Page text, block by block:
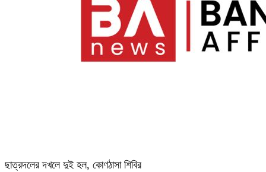
ছাত্রদলের দখলে দুই হল, কোণঠাসা শিবির